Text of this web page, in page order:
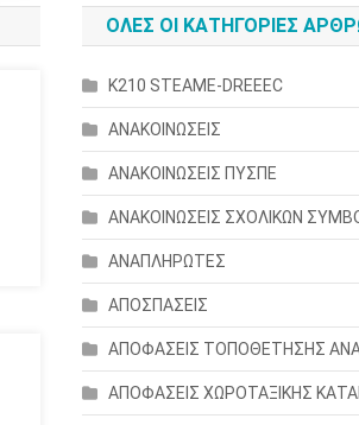
ΟΛΕΣ ΟΙ ΚΑΤΗΓΟΡΙΕΣ
K210 STEAME-DREEEC
ΑΝΑΚΟΙΝΩΣΕΙΣ
ΑΝΑΚΟΙΝΩΣΕΙΣ ΠΥΣΠΕ
ΑΝΑΚΟΙΝΩΣΕΙΣ ΣΧΟΛΙΚΩΝ
ΑΝΑΠΛΗΡΩΤΕΣ
ΑΠΟΣΠΑΣΕΙΣ
ΑΠΟΦΑΣΕΙΣ ΤΟΠΟΘΕΤΗΣΗΣ
ΑΠΟΦΑΣΕΙΣ ΧΩΡΟΤΑΞΙΚΗΣ